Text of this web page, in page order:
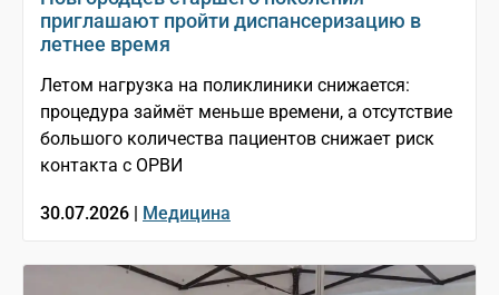
приглашают пройти диспансеризацию в
летнее время
Летом нагрузка на поликлиники снижается:
процедура займёт меньше времени, а отсутствие
большого количества пациентов снижает риск
контакта с ОРВИ
30.07.2026 | Медицина